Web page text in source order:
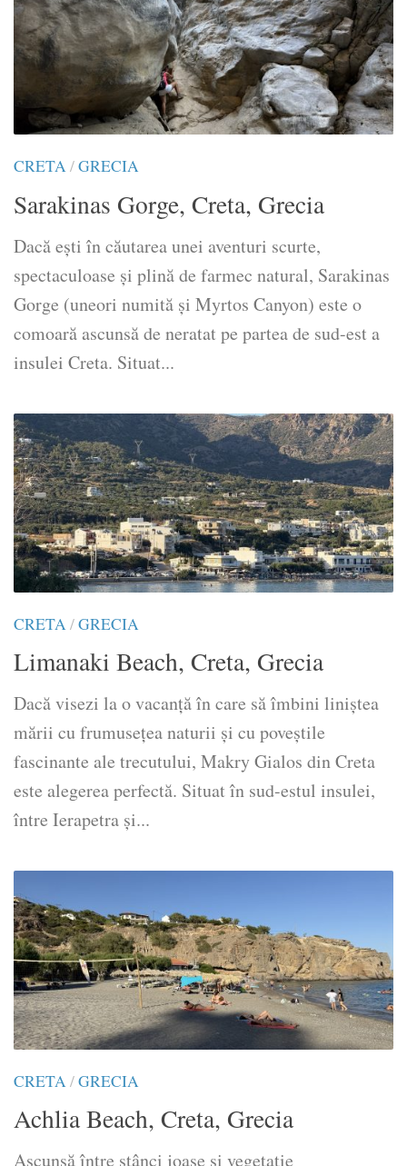
CRETA/GRECIA
Sarakinas Gorge, Creta, Grecia
Dacă ești în căutarea unei aventuri scurte,
spectaculoase și plină de farmec natural, Sarakinas
Gorge (uneori numită și Myrtos Canyon) este o
comoară ascunsă de neratat pe partea de sud-est a
insulei Creta. Situat...
CRETA/GRECIA
Limanaki Beach, Creta, Grecia
Dacă visezi la o vacanță în care să îmbini liniștea
mării cu frumusețea naturii și cu poveștile
fascinante ale trecutului, Makry Gialos din Creta
este alegerea perfectă. Situat în sud-estul insulei,
între Ierapetra și...
CRETA/GRECIA
Achlia Beach, Creta, Grecia
Ascunsă între stânci joase și vegetaţie